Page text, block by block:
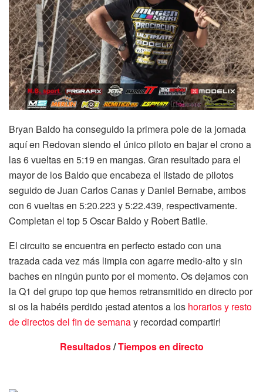
Bryan Baldo ha conseguido la primera pole de la jornada
aquí en Redovan siendo el único piloto en bajar el crono a
las 6 vueltas en 5:19 en mangas. Gran resultado para el
mayor de los Baldo que encabeza el listado de pilotos
seguido de Juan Carlos Canas y Daniel Bernabe, ambos
con 6 vueltas en 5:20.223 y 5:22.439, respectivamente.
Completan el top 5 Oscar Baldo y Robert Batlle.
El circuito se encuentra en perfecto estado con una
trazada cada vez más limpia con agarre medio-alto y sin
baches en ningún punto por el momento. Os dejamos con
la Q1 del grupo top que hemos retransmitido en directo por
si os la habéis perdido ¡estad atentos a los horarios y resto
de directos del fin de semanay recordad compartir!
Resultados/Tiempos en directo